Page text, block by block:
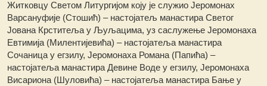
Житковцу Светом Литургијом коју је служио Јеромонах
Варсануфије (Стошић) – настојатељ манастира Светог
Јована Крститеља у Љуљацима, уз саслужење Јеромонаха
Евтимија (Милентијевића) – настојатеља манастира
Сочаница у егзилу, Јеромонаха Романа (Папића) –
настојатеља манастира Девине Воде у егзилу, Јеромонаха
Висариона (Шуловића) – настојатеља манастира Бање у